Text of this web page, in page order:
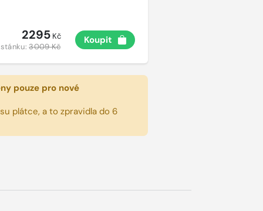
2295Kč
stánku:3009 Kč
Koupit
pouze pro nové
plátce, a to zpravidla do 6